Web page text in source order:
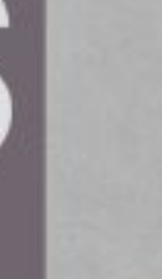
jargong
kraftfullt
från Verizon
2023
språket och
Detta ökar